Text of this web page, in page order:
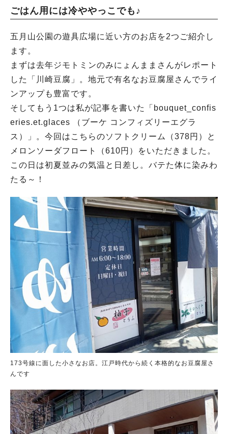
ごはん用には冷ややっこでも♪
五月山公園の遊具広場に近い方のお店を2つご紹介し
ます。
まずは去年ジモトミンのみにょんままさんがレポート
した「川崎豆腐」。地元で有名なお豆腐屋さんでライ
ンアップも豊富です。
そしてもう1つは私が記事を書いた「bouquet_confis
eries.et.glaces （ブーケ コンフィズリーエグラ
ス）」。今回はこちらのソフトクリーム（378円）と
メロンソーダフロート（610円）をいただきました。
この日は初夏並みの気温と日差し。バテた体に染みわ
たる～！
173号線に面した小さなお店。江戸時代から続く本格的なお豆腐屋さ
んです